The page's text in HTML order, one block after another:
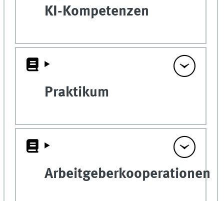
KI-Kompetenzen
Praktikum
Arbeitgeberkooperationen